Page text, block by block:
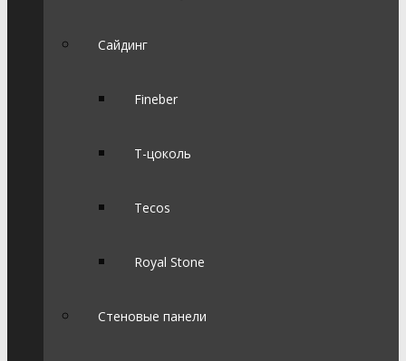
Сайдинг
Fineber
Т-цоколь
Tecos
Royal Stone
Стеновые панели